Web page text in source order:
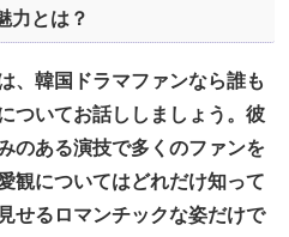
力とは？
、韓国ドラマファンなら誰も
ついてお話ししましょう。彼
のある演技で多くのファンを
観についてはどれだけ知って
せるロマンチックな姿だけで